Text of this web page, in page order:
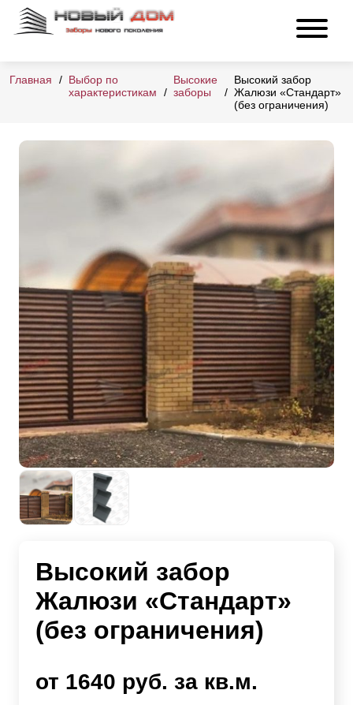
Главная
Выбор по
характеристикам
Высокие
заборы
Высокий забор
Жалюзи «Стандарт»
(без ограничения)
Высокий забор
Жалюзи «Стандарт»
(без ограничения)
от 1640 руб. за кв.м.